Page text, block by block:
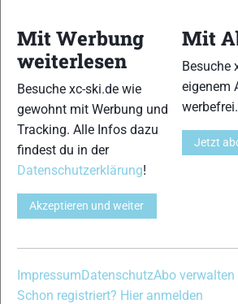
23
25
Mit Werbung
weiterlesen
Besuche xc-ski.de wie
gewohnt mit Werbung und
Tracking. Alle Infos dazu
findest du in der
Datenschutzerklärung!
Akzeptieren und weiter
Mit
Besuche
eigenem
werbefrei.
Jetzt
ImpressumDatenschutzAbo verwalten
Schon registriert? Hier anmelden